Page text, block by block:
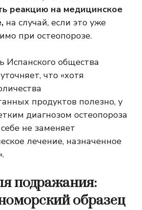
реакцию на медицинское
на случай, если это уже
при остеопорозе.
Испанского общества
что «хотя
продуктов полезно, у
диагнозом остеопороза
не заменяет
лечение, назначенное
подражания:
образец